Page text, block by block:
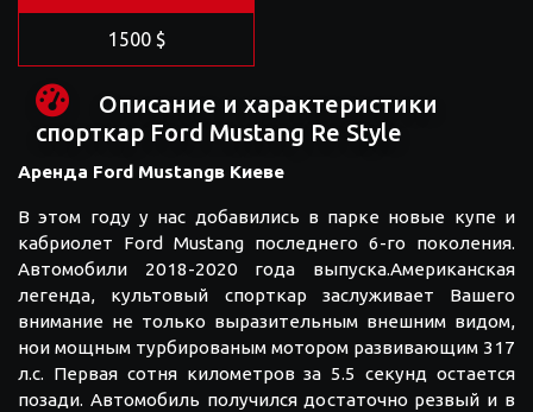
1500 $
Описание и характеристики
спорткар Ford Mustang Re Style
Аренда Ford Mustangв Киеве
В этом году у нас добавились в парке новые купе и
кабриолет Ford Mustang последнего 6-го поколения.
Автомобили 2018-2020 года выпуска.Американская
легенда, культовый спорткар заслуживает Вашего
внимание не только выразительным внешним видом,
нои мощным турбированым мотором развивающим 317
л.с. Первая сотня километров за 5.5 секунд остается
позади. Автомобиль получился достаточно резвый и в